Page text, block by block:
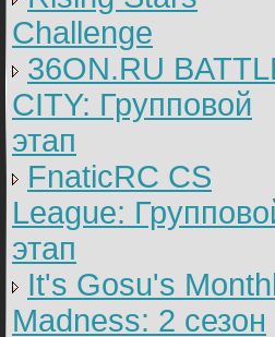
Challenge
36ON.RU
CITY: Групповой
этап
FnaticRC CS
League:
этап
It's Gosu's
Madness: 2 сезон